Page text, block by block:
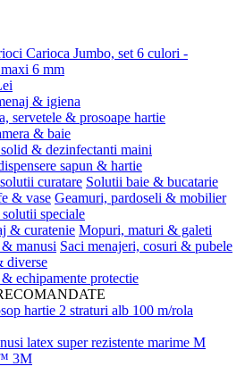
Carioca Jumbo, set 6 culori -
6 mm
& igiena
servetele & prosoape hartie
& baie
& dezinfectanti maini
sapun & hartie
curatare Solutii baie & bucatarie
& vase Geamuri, pardoseli & mobilier
speciale
& curatenie Mopuri, maturi & galeti
manusi Saci menajeri, cosuri & pubele
diverse
echipamente protectie
hartie 2 straturi alb 100 m/rola
latex super rezistente marime M
3M